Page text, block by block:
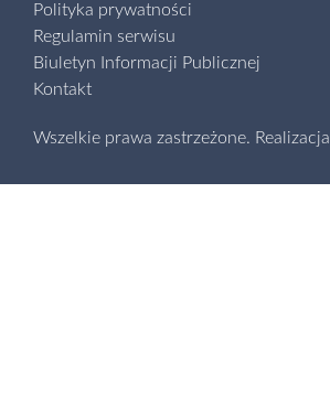
Polityka prywatności
Regulamin serwisu
Biuletyn Informacji Publicznej
Kontakt
Wszelkie prawa zastrzeżone. Realizacja